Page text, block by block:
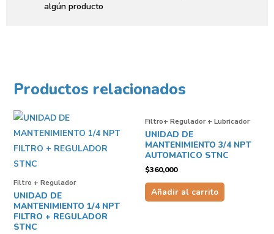
algún producto
Productos relacionados
Filtro + Regulador
UNIDAD DE
MANTENIMIENTO 1/4 NPT
FILTRO + REGULADOR
STNC
Filtro+ Regulador + Lubricador
UNIDAD DE
MANTENIMIENTO 3/4 NPT
AUTOMATICO STNC
$360,000
Añadir al carrito